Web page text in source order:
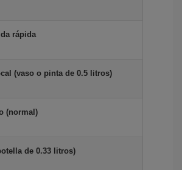
rápida
(vaso o pinta de 0.5 litros)
(normal)
de 0.33 litros)